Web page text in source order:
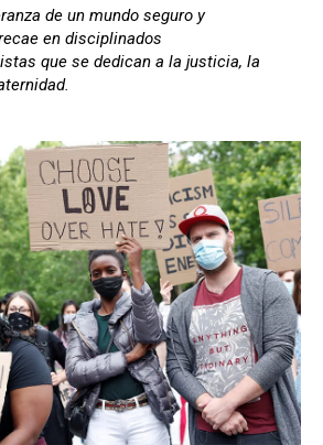
de un mundo seguro y
en disciplinados
que se dedican a la justicia, la